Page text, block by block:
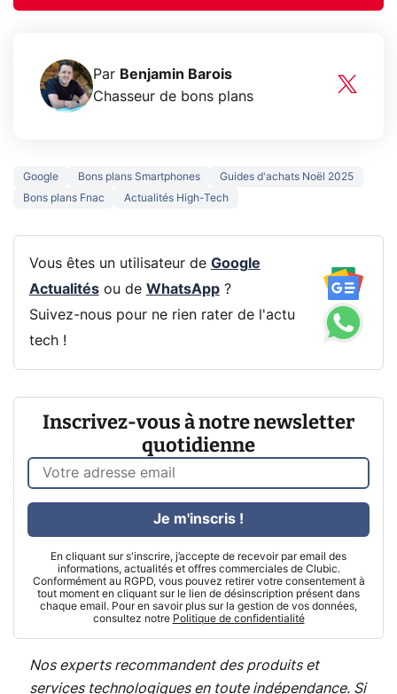
Par Benjamin Barois
Chasseur de bons plans
Google Bons plans Smartphones
Guides d'achats Noël 2025
Bons plans Fnac
Actualités High-Tech
Vous êtes un utilisateur de Google
Actualitésou de WhatsApp?
Suivez-nous pour ne rien rater de l'actu
tech !
Inscrivez-vous à notre newsletter
quotidienne
En cliquant sur s'inscrire, j’accepte de recevoir par email des
informations, actualités et offres commerciales de Clubic.
Conformément au RGPD, vous pouvez retirer votre consentement à
tout moment en cliquant sur le lien de désinscription présent dans
chaque email. Pour en savoir plus sur la gestion de vos données,
consultez notre Politique de confidentialité
Je m'inscris !
Nos experts recommandent des produits et
services technologiques en toute indépendance. Si